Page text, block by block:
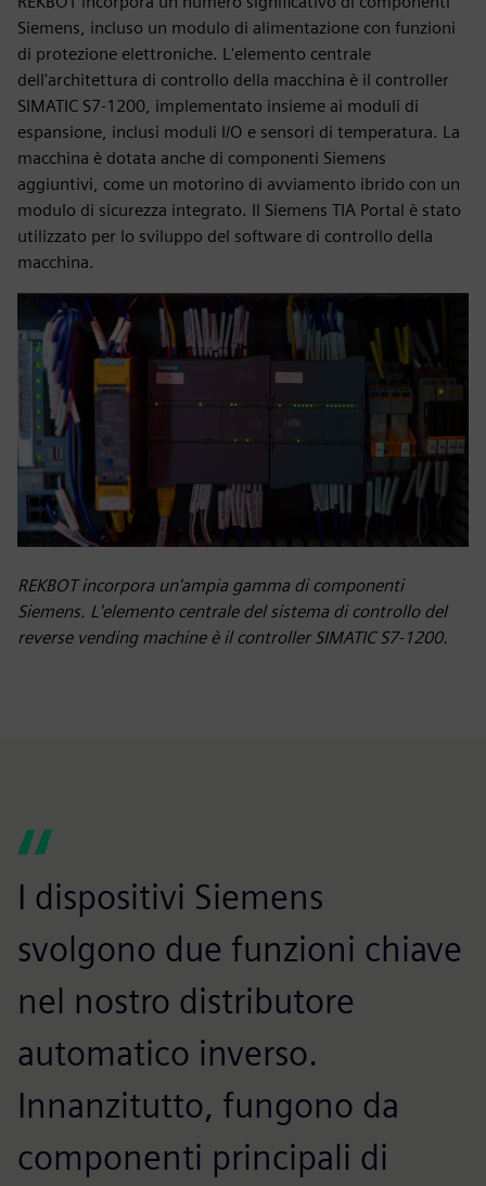
Siemens, incluso un modulo di alimentazione con funzioni
di protezione elettroniche. L'elemento centrale
dell'architettura di controllo della macchina è il controller
SIMATIC S7-1200, implementato insieme ai moduli di
espansione, inclusi moduli I/O e sensori di temperatura. La
macchina è dotata anche di componenti Siemens
aggiuntivi, come un motorino di avviamento ibrido con un
modulo di sicurezza integrato. Il Siemens TIA Portal è stato
utilizzato per lo sviluppo del software di controllo della
macchina.
REKBOT incorpora un'ampia gamma di componenti
Siemens. L'elemento centrale del sistema di controllo del
reverse vending machine è il controller SIMATIC S7-1200.
I dispositivi Siemens
svolgono due funzioni chiave
nel nostro distributore
automatico inverso.
Innanzitutto, fungono da
componenti principali di